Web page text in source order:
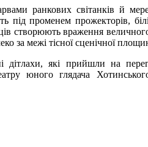
ранкових світанків й
під променем прожекторів,
створюють враження
за межі тісної сценічної
дітлахи, які прийшли на
юного глядача